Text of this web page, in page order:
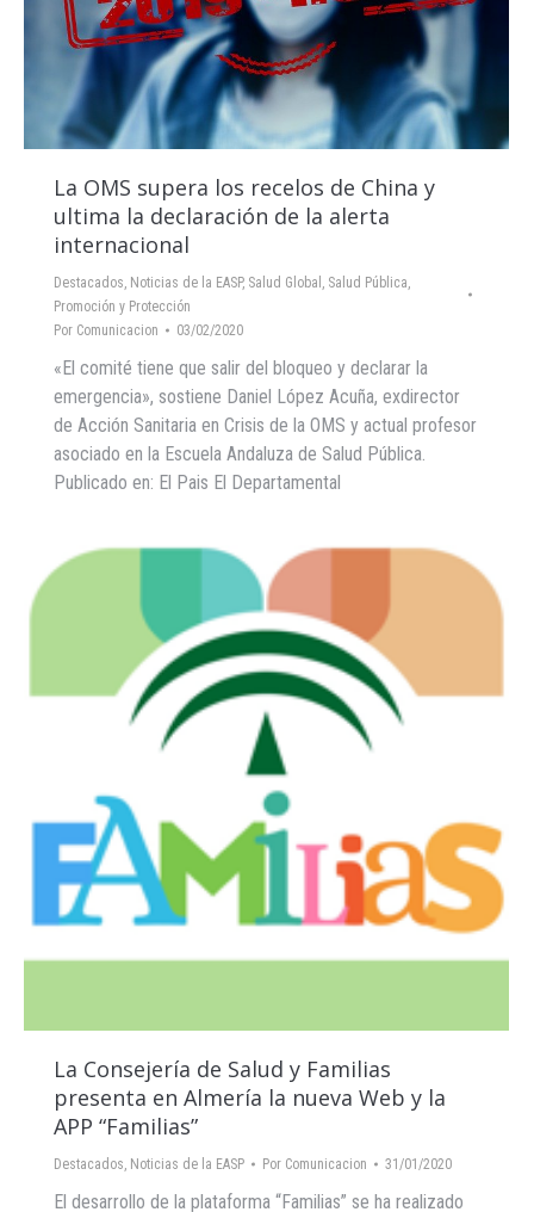
La OMS supera los recelos de China y
ultima la declaración de la alerta
internacional
Destacados, Noticias de la EASP, Salud Global , Salud Pública,
Promoción y Protección
Por Comunicacion 03/02/2020
«El comité tiene que salir del bloqueo y declarar la
emergencia», sostiene Daniel López Acuña, exdirector
de Acción Sanitaria en Crisis de la OMS y actual profesor
asociado en la Escuela Andaluza de Salud Pública.
Publicado en: El Pais El Departamental
La Consejería de Salud y Familias
presenta en Almería la nueva Web y la
APP “Familias”
Destacados, Noticias de la EASP Por Comunicacion 31/01/2020
El desarrollo de la plataforma “Familias” se ha realizado